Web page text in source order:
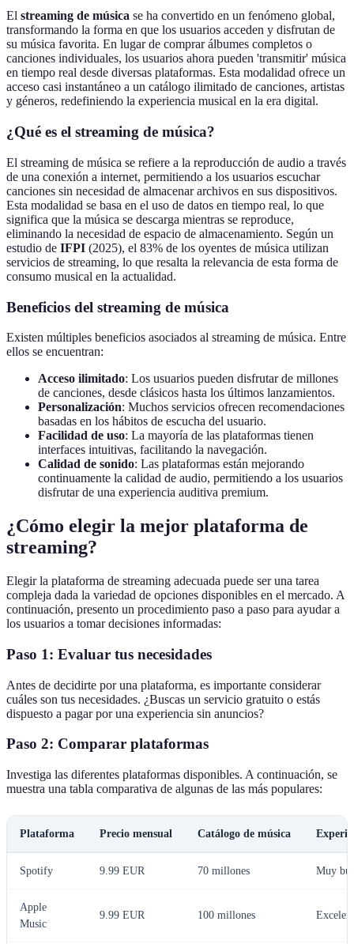
El streaming de música se ha convertido en un fenómeno global,
transformando la forma en que los usuarios acceden y disfrutan de
su música favorita. En lugar de comprar álbumes completos o
canciones individuales, los usuarios ahora pueden 'transmitir' música
en tiempo real desde diversas plataformas. Esta modalidad ofrece un
acceso casi instantáneo a un catálogo ilimitado de canciones, artistas
y géneros, redefiniendo la experiencia musical en la era digital.
¿Qué es el streaming de música?
El streaming de música se refiere a la reproducción de audio a través
de una conexión a internet, permitiendo a los usuarios escuchar
canciones sin necesidad de almacenar archivos en sus dispositivos.
Esta modalidad se basa en el uso de datos en tiempo real, lo que
significa que la música se descarga mientras se reproduce,
eliminando la necesidad de espacio de almacenamiento. Según un
estudio de IFPI (2025), el 83% de los oyentes de música utilizan
servicios de streaming, lo que resalta la relevancia de esta forma de
consumo musical en la actualidad.
Beneficios del streaming de música
Existen múltiples beneficios asociados al streaming de música. Entre
ellos se encuentran:
Acceso ilimitado: Los usuarios pueden disfrutar de millones
de canciones, desde clásicos hasta los últimos lanzamientos.
Personalización: Muchos servicios ofrecen recomendaciones
basadas en los hábitos de escucha del usuario.
Facilidad de uso: La mayoría de las plataformas tienen
interfaces intuitivas, facilitando la navegación.
Calidad de sonido: Las plataformas están mejorando
continuamente la calidad de audio, permitiendo a los usuarios
disfrutar de una experiencia auditiva premium.
¿Cómo elegir la mejor plataforma de
streaming?
Elegir la plataforma de streaming adecuada puede ser una tarea
compleja dada la variedad de opciones disponibles en el mercado. A
continuación, presento un procedimiento paso a paso para ayudar a
los usuarios a tomar decisiones informadas:
Paso 1: Evaluar tus necesidades
Antes de decidirte por una plataforma, es importante considerar
cuáles son tus necesidades. ¿Buscas un servicio gratuito o estás
dispuesto a pagar por una experiencia sin anuncios?
Paso 2: Comparar plataformas
Investiga las diferentes plataformas disponibles. A continuación, se
muestra una tabla comparativa de algunas de las más populares:
Plataforma Precio mensual Catálogo de música
Spotify 9.99 EUR 70 millones Muy
Apple
Music
9.99 EUR 100 millones